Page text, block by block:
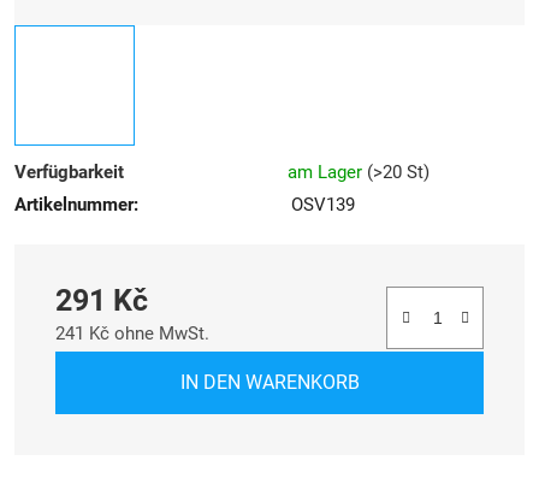
Verfügbarkeit am Lager (>20 St)
Artikelnummer:
OSV139
291 Kč
241 Kč ohne MwSt.
IN DEN WARENKORB